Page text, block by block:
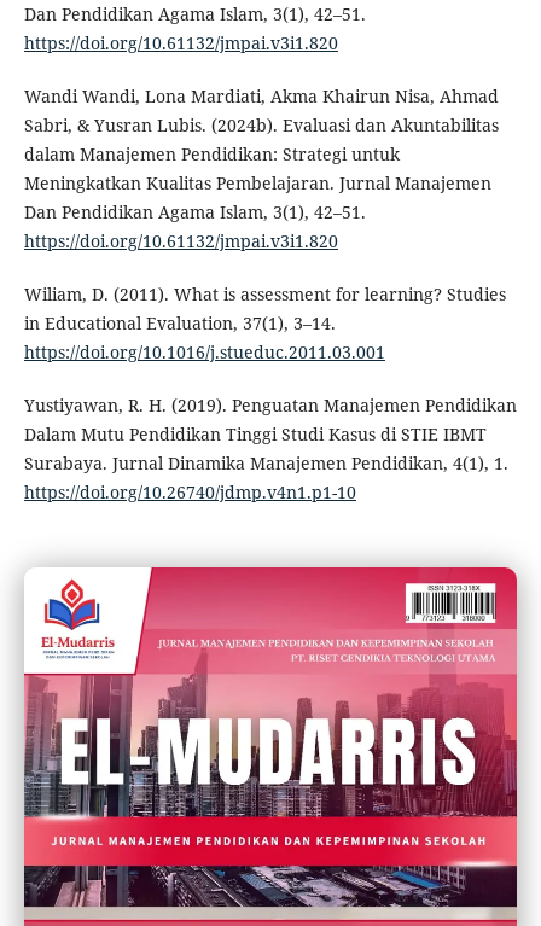
Dan Pendidikan Agama Islam, 3(1), 42–51.
https://doi.org/10.61132/jmpai.v3i1.820
Wandi Wandi, Lona Mardiati, Akma Khairun Nisa, Ahmad
Sabri, & Yusran Lubis. (2024b). Evaluasi dan Akuntabilitas
dalam Manajemen Pendidikan: Strategi untuk
Meningkatkan Kualitas Pembelajaran. Jurnal Manajemen
Dan Pendidikan Agama Islam, 3(1), 42–51.
https://doi.org/10.61132/jmpai.v3i1.820
Wiliam, D. (2011). What is assessment for learning? Studies
in Educational Evaluation, 37(1), 3–14.
https://doi.org/10.1016/j.stueduc.2011.03.001
Yustiyawan, R. H. (2019). Penguatan Manajemen Pendidikan
Dalam Mutu Pendidikan Tinggi Studi Kasus di STIE IBMT
Surabaya. Jurnal Dinamika Manajemen Pendidikan, 4(1), 1.
https://doi.org/10.26740/jdmp.v4n1.p1-10